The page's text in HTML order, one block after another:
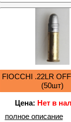
FIOCCHI .22LR
(50шт)
Цена: Нет в
полное описание